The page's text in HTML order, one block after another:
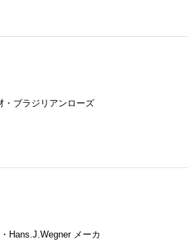
ブラジリアンローズ
Hans.J.Wegner メーカ